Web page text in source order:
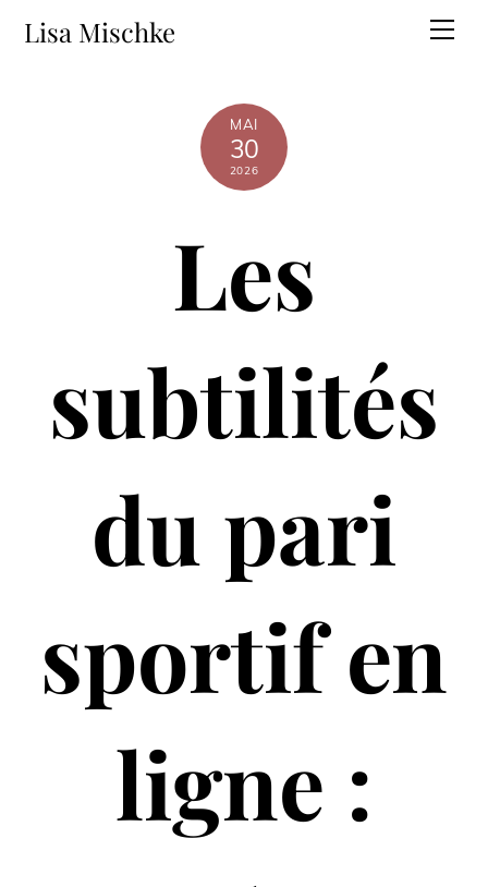
Lisa Mischke
MAI
30
2026
Les
subtilités
du pari
sportif en
ligne :